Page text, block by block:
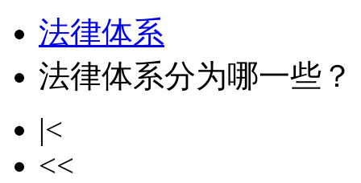
法律体系
法律体系分为哪一些？
|<
<<